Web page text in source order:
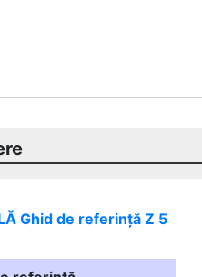
Ghid de referință Z 5